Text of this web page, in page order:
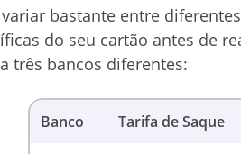
bastante entre
do seu cartão antes de
três bancos diferentes:
Banco Tarifa de Saque